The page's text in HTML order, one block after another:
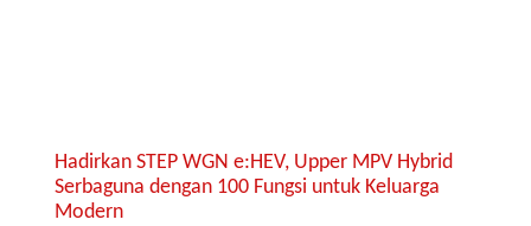
Hadirkan STEP WGN e:HEV, Upper MPV Hybrid
Serbaguna dengan 100 Fungsi untuk Keluarga
Modern